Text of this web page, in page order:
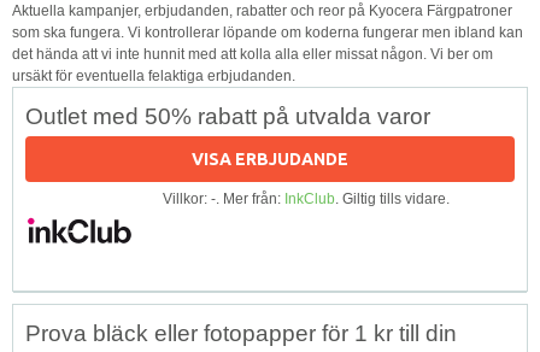
Aktuella kampanjer, erbjudanden, rabatter och reor på Kyocera Färgpatroner
som ska fungera. Vi kontrollerar löpande om koderna fungerar men ibland kan
det hända att vi inte hunnit med att kolla alla eller missat någon. Vi ber om
ursäkt för eventuella felaktiga erbjudanden.
Outlet med 50% rabatt på utvalda varor
VISA ERBJUDANDE
Villkor: -. Mer från: InkClub. Giltig tills vidare.
Prova bläck eller fotopapper för 1 kr till din